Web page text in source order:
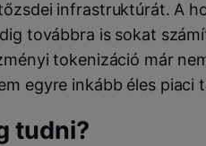
infrastruktúrát. A
továbbra is sokat
tokenizáció már
egyre inkább éles piaci
tudni?